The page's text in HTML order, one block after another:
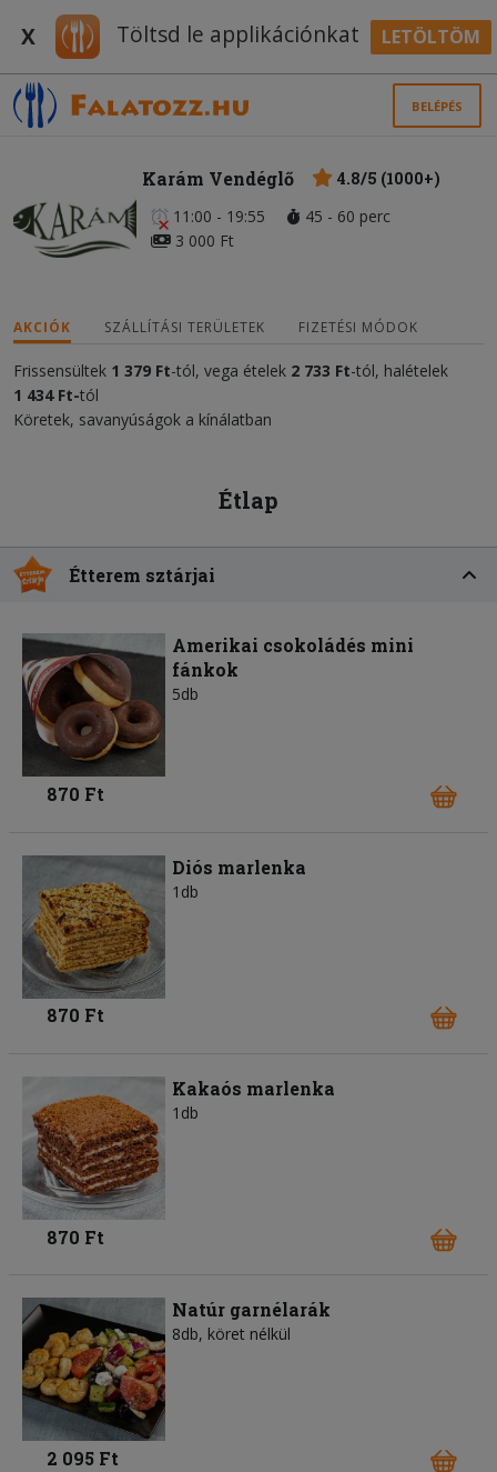
X Töltsd le applikációnkat LETÖLTÖM
BELÉPÉS
Karám Vendéglő
4.8/5 (1000+)
11:00 - 19:55
45 - 60 perc
3 000 Ft
AKCIÓK SZÁLLÍTÁSI TERÜLETEK FIZETÉSI MÓDOK
Frissensültek 1 379 Ft-tól, vega ételek 2 733 Ft-tól, halételek
1 434 Ft-tól
Köretek, savanyúságok a kínálatban
Étlap
Étterem sztárjai
Amerikai csokoládés mini
fánkok
5db
870 Ft
Diós marlenka
1db
870 Ft
Kakaós marlenka
1db
870 Ft
Natúr garnélarák
8db, köret nélkül
2 095 Ft